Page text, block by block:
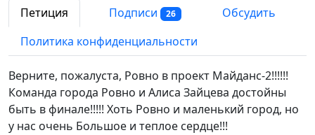
Петиция Подписи 26
Обсудить
Политика конфиденциальности
Верните, пожалуста, Ровно в проект Майданс-2!!!!!!
Команда города Ровно и Алиса Зайцева достойны
быть в финале!!!!! Хоть Ровно и маленький город, но
у нас очень Большое и теплое сердце!!!